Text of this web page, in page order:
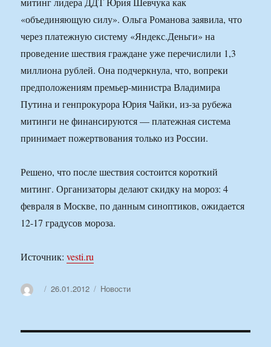
«объединяющую силу». Ольга Романова заявила, что
через платежную систему «Яндекс.Деньги» на
проведение шествия граждане уже перечислили 1,3
миллиона рублей. Она подчеркнула, что, вопреки
предположениям премьер-министра Владимира
Путина и генпрокурора Юрия Чайки, из-за рубежа
митинги не финансируются — платежная система
принимает пожертвования только из России.
Решено, что после шествия состоится короткий
митинг. Организаторы делают скидку на мороз: 4
февраля в Москве, по данным синоптиков, ожидается
12-17 градусов мороза.
Источник:vesti.ru
АвторОпубликовано
26.01.2012 Рубрики
Новости